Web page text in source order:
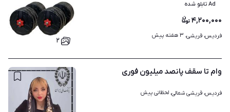
۲
Ad تابلو شده
۴,۲۰۰,۰۰۰
فردیس، قریشی، ۳ هفته پیش
وام تا سقف پانصد میلیون فوری
فردیس، قریشی شمالی، لحظاتی پیش